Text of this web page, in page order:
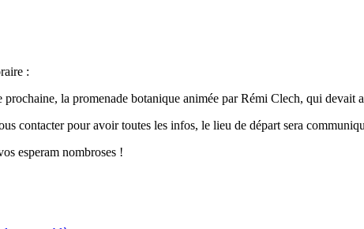
:
prochaine, la promenade botanique animée par Rémi Clech, qui
contacter pour avoir toutes les infos, le lieu de départ sera
esperam nombroses !